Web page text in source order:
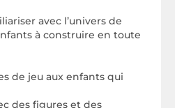
avec l’univers de
à construire en toute
de jeu aux enfants qui
des figures et des